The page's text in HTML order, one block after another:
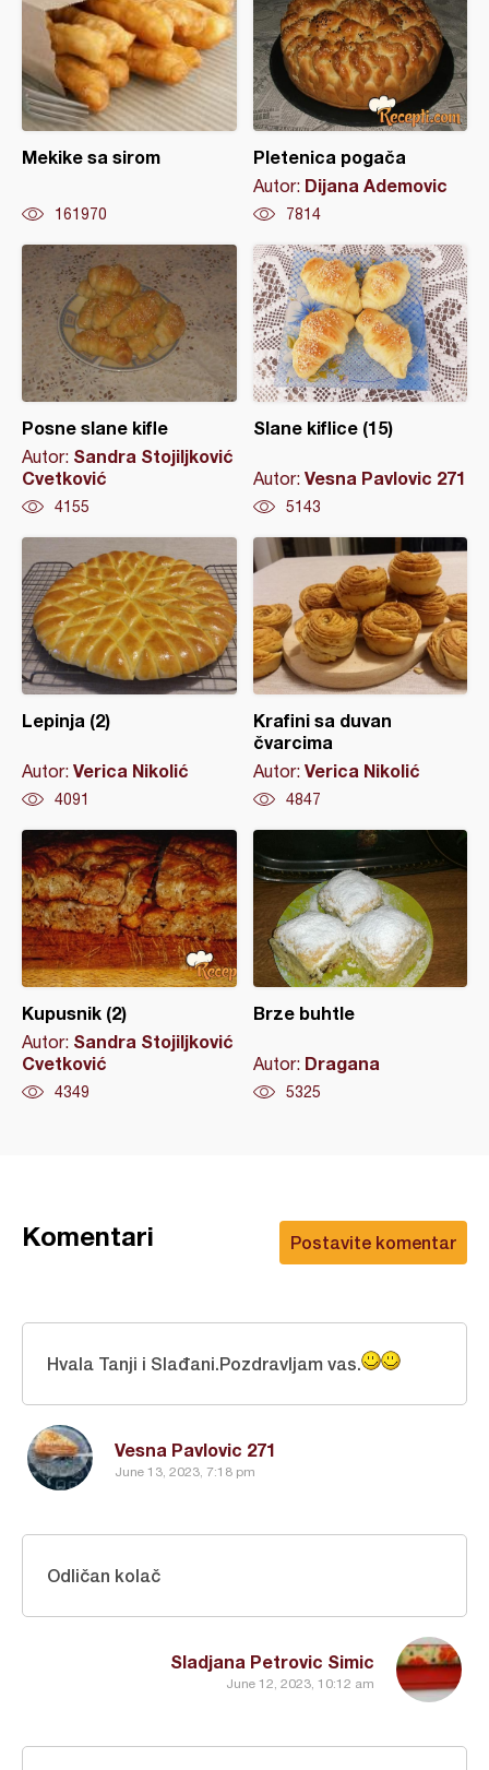
Mekike sa sirom
161970
Pletenica pogača
Autor: Dijana Ademovic
7814
Posne slane kifle
Autor: Sandra Stojiljković
Cvetković
4155
Slane kiflice (15)
Autor: Vesna Pavlovic 271
5143
Lepinja (2)
Autor: Verica Nikolić
4091
Krafini sa duvan
čvarcima
Autor: Verica Nikolić
4847
Kupusnik (2)
Autor: Sandra Stojiljković
Cvetković
4349
Brze buhtle
Autor: Dragana
5325
Postavite komentar
Komentari
Vesna Pavlovic 271
June 13, 2023, 7:18 pm
Hvala Tanji i Slađani.Pozdravljam vas.
Sladjana Petrovic Simic
June 12, 2023, 10:12 am
Odličan kolač